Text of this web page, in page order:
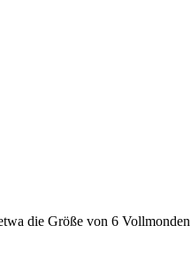
die Größe von 6 Vollmonden